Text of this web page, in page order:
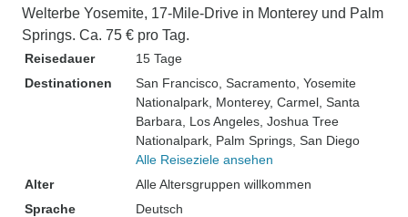
Welterbe Yosemite, 17-Mile-Drive in Monterey und Palm
Springs. Ca. 75 € pro Tag.
Reisedauer
15 Tage
Destinationen
San Francisco , Sacramento , Yosemite
Nationalpark , Monterey, Carmel , Santa
Barbara , Los Angeles , Joshua Tree
Nationalpark , Palm Springs , San Diego
Alle Reiseziele ansehen
Alter
Alle Altersgruppen willkommen
Sprache
Deutsch